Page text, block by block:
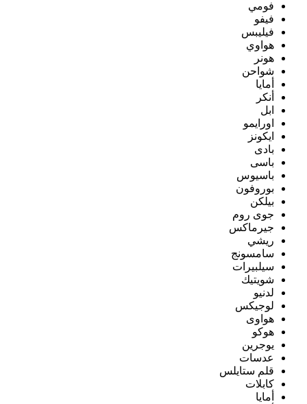
فومي
فيفو
فيليبس
هواوي
هونر
شواحن
أمايا
أنكر
ابل
اورايمو
ايكونز
بادى
باسى
باسيوس
بوروفون
بيلكن
جوى روم
جيرماكس
ريشي
سامسونج
سيلبيرات
شويتيك
لدنيو
لوجيكس
هواوى
هوكو
يوجرين
عدسات
قلم ستايلس
كابلات
أمايا